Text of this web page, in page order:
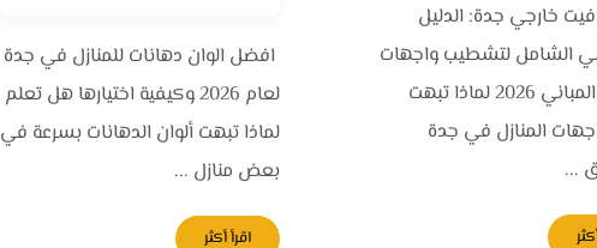
خارجي جدة: الدليل
الشامل لتشطيب واجهات
الفلل والمباني 2026 لماذا تبهت
المنازل في جدة
...
افضل الوان دهانات للمنازل في جدة
لعام 2026 وكيفية اختيارها هل تعلم
لماذا تبهت ألوان الدهانات بسرعة في
بعض منازل ...
اقرأ أكثر
جرافيت
مدينة جدة بالمملكه
مدار 24 ساعة في اليوم.